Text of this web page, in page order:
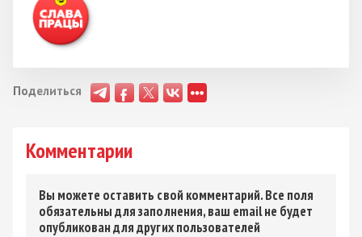
Поделиться
Комментарии
Вы можете оставить свой комментарий. Все поля
обязательны для заполнения, ваш email не будет
опубликован для других пользователей